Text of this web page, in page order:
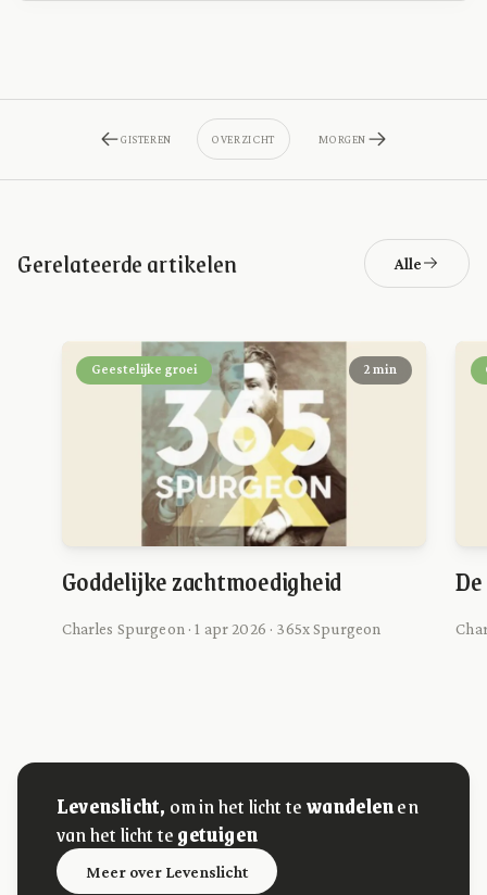
GISTEREN OVERZICHT MORGEN
Gerelateerde artikelen Alle
Geestelijke groei 2 min
Goddelijke zachtmoedigheid
Charles Spurgeon · 1 apr 2026 · 365x Spurgeon
Levenslicht, om in het licht tewandelenen
van het licht tegetuigen
Meer over Levenslicht